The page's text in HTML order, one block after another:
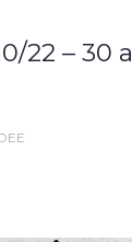
22 – 30